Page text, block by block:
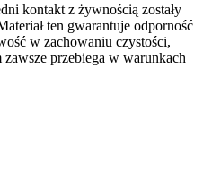
kontakt z żywnością zostały
ten gwarantuje odporność
w zachowaniu czystości,
przebiega w warunkach